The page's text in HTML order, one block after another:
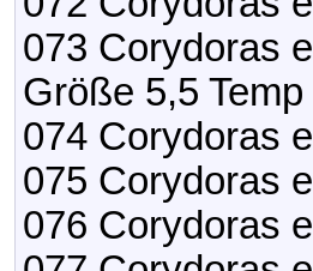
073 Corydoras
Größe 5,5
074 Corydoras
075 Corydoras
076 Corydoras